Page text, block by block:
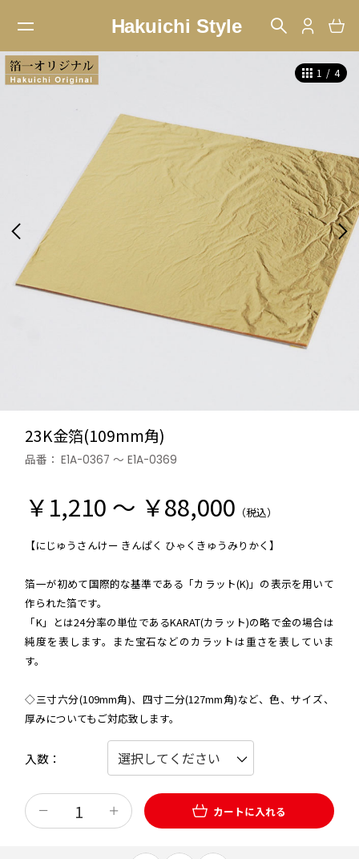
1 / 4
23K金箔(109mm角)
品番：E1A-0367 ～ E1A-0369
￥1,210 ～ ￥88,000 （税込）
【にじゅうさんけー きんぱく ひゃくきゅうみりかく】
箔一が初めて国際的な基準である「カラット(K)」の表示を用いて
作られた箔です。
「K」とは24分率の単位であるKARAT(カラット)の略で金の場合は
純度を表します。また宝石などのカラットは重さを表していま
す。
◇三寸六分(109mm角)、四寸二分(127mm角)など、色、サイズ、
厚みについてもご対応致します。
入数
カートに入れる